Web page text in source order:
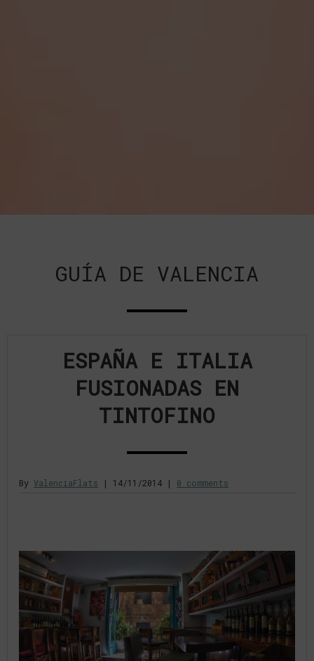
GUÍA DE VALENCIA
ESPAÑA E ITALIA
FUSIONADAS EN
TINTOFINO
By ValenciaFlats | 14/11/2014 | 0 comments